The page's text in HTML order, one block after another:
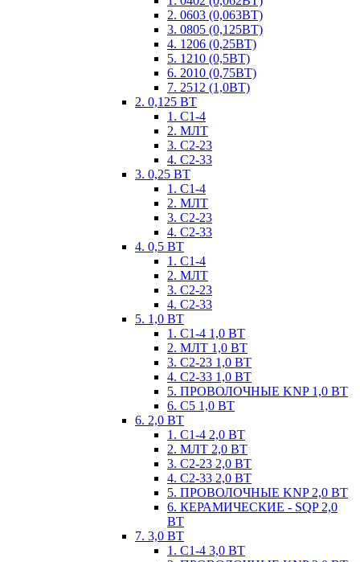
2. 0603 (0,063ВТ)
3. 0805 (0,125ВТ)
4. 1206 (0,25ВТ)
5. 1210 (0,5ВТ)
6. 2010 (0,75ВТ)
7. 2512 (1,0ВТ)
2. 0,125 ВТ
1. С1-4
2. МЛТ
3. С2-23
4. С2-33
3. 0,25 ВТ
1. С1-4
2. МЛТ
3. С2-23
4. С2-33
4. 0,5 ВТ
1. С1-4
2. МЛТ
3. С2-23
4. С2-33
5. 1,0 ВТ
1. С1-4 1,0 ВТ
2. МЛТ 1,0 ВТ
3. С2-23 1,0 ВТ
4. С2-33 1,0 ВТ
5. ПРОВОЛОЧНЫЕ KNP 1,0 ВТ
6. С5 1,0 ВТ
6. 2,0 ВТ
1. С1-4 2,0 ВТ
2. МЛТ 2,0 ВТ
3. С2-23 2,0 ВТ
4. С2-33 2,0 ВТ
5. ПРОВОЛОЧНЫЕ KNP 2,0 ВТ
6. КЕРАМИЧЕСКИЕ - SQP 2,0
ВТ
7. 3,0 ВТ
1. С1-4 3,0 ВТ